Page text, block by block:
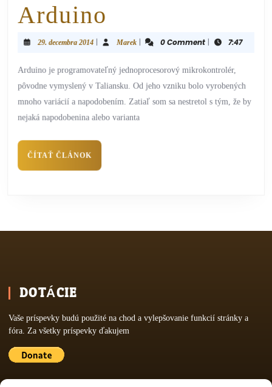
Arduino
29. decembra 2014 | Marek | 0 Comment | 7:47
Arduino je programovateľný jednoprocesorový mikrokontrolér,
pôvodne vymyslený v Taliansku. Od jeho vzniku bolo vyrobených
mnoho variácií a napodobením. Zatiaľ som sa nestretol s tým, že by
nejaká napodobenina alebo varianta
ČÍTAŤ ČLÁNOK
DOTÁCIE
Vaše príspevky budú použité na chod a vylepšovanie funkcií stránky a
fóra. Za všetky príspevky ďakujem